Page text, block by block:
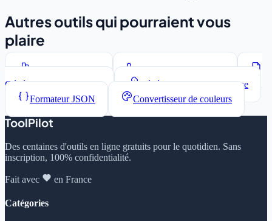
Autres outils qui pourraient vous
plaire
Compteur de mots
Convertisseur de casse
Générateur Lorem Ipsum
Générateur de mots de passe
Formateur JSON
Convertisseur de couleurs
ToolPilot
Des centaines d'outils en ligne gratuits pour le quotidien. Sans
inscription, 100% confidentialité.
Fait avec en France
Catégories